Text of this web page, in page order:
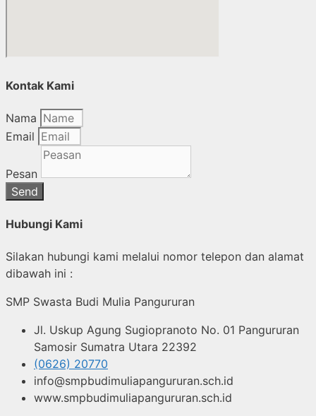
Kontak Kami
Nama
Email
Pesan
Send
Hubungi Kami
Silakan hubungi kami melalui nomor telepon dan alamat
dibawah ini :
SMP Swasta Budi Mulia Pangururan
Jl. Uskup Agung Sugiopranoto No. 01 Pangururan
Samosir Sumatra Utara 22392
(0626) 20770
info@smpbudimuliapangururan.sch.id
www.smpbudimuliapangururan.sch.id